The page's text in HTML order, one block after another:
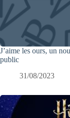
J’aime les ours, un
public
31/08/2023